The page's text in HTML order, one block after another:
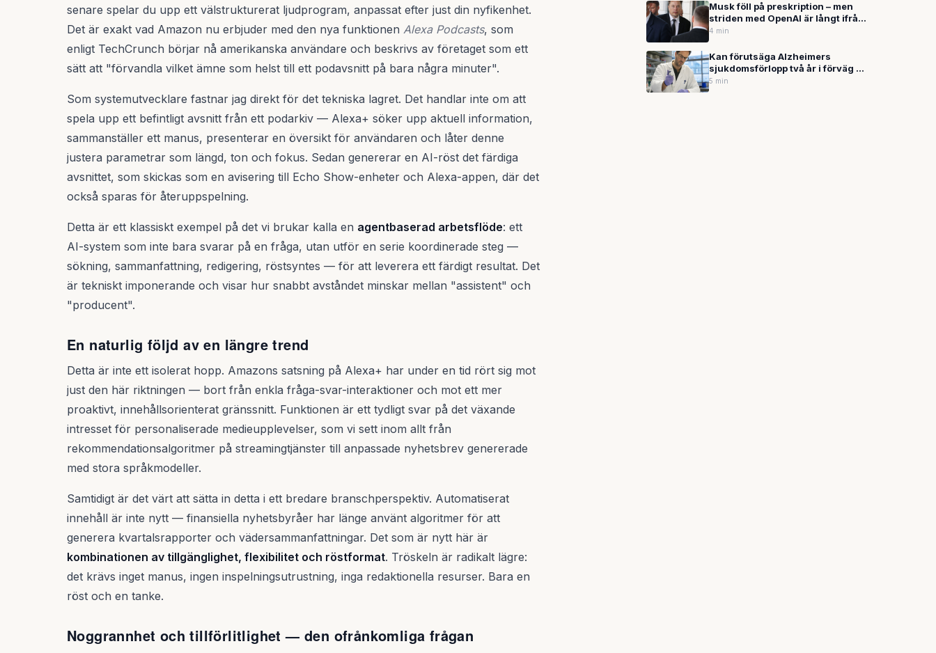
senare spelar du upp ett välstrukturerat ljudprogram, anpassat efter just din nyfikenhet.
Det är exakt vad Amazon nu erbjuder med den nya funktionen Alexa Podcasts, som
enligt TechCrunch börjar nå amerikanska användare och beskrivs av företaget som ett
sätt att "förvandla vilket ämne som helst till ett podavsnitt på bara några minuter".
Som systemutvecklare fastnar jag direkt för det tekniska lagret. Det handlar inte om att
spela upp ett befintligt avsnitt från ett podarkiv — Alexa+ söker upp aktuell information,
sammanställer ett manus, presenterar en översikt för användaren och låter denne
justera parametrar som längd, ton och fokus. Sedan genererar en AI-röst det färdiga
avsnittet, som skickas som en avisering till Echo Show-enheter och Alexa-appen, där det
också sparas för återuppspelning.
Detta är ett klassiskt exempel på det vi brukar kalla en agentbaserad arbetsflöde: ett
AI-system som inte bara svarar på en fråga, utan utför en serie koordinerade steg —
sökning, sammanfattning, redigering, röstsyntes — för att leverera ett färdigt resultat. Det
är tekniskt imponerande och visar hur snabbt avståndet minskar mellan "assistent" och
"producent".
En naturlig följd av en längre trend
Detta är inte ett isolerat hopp. Amazons satsning på Alexa+ har under en tid rört sig mot
just den här riktningen — bort från enkla fråga-svar-interaktioner och mot ett mer
proaktivt, innehållsorienterat gränssnitt. Funktionen är ett tydligt svar på det växande
intresset för personaliserade medieupplevelser, som vi sett inom allt från
rekommendationsalgoritmer på streamingtjänster till anpassade nyhetsbrev genererade
med stora språkmodeller.
Samtidigt är det värt att sätta in detta i ett bredare branschperspektiv. Automatiserat
innehåll är inte nytt — finansiella nyhetsbyråer har länge använt algoritmer för att
generera kvartalsrapporter och vädersammanfattningar. Det som är nytt här är
kombinationen av tillgänglighet, flexibilitet och röstformat. Tröskeln är radikalt lägre:
det krävs inget manus, ingen inspelningsutrustning, inga redaktionella resurser. Bara en
röst och en tanke.
Noggrannhet och tillförlitlighet — den ofrånkomliga frågan
Musk föll på preskription – men
striden med OpenAI är långt ifrån
över
4 min
Kan förutsäga Alzheimers
sjukdomsförlopp två år i förväg —
det är bara början på vad AI gör
5 min